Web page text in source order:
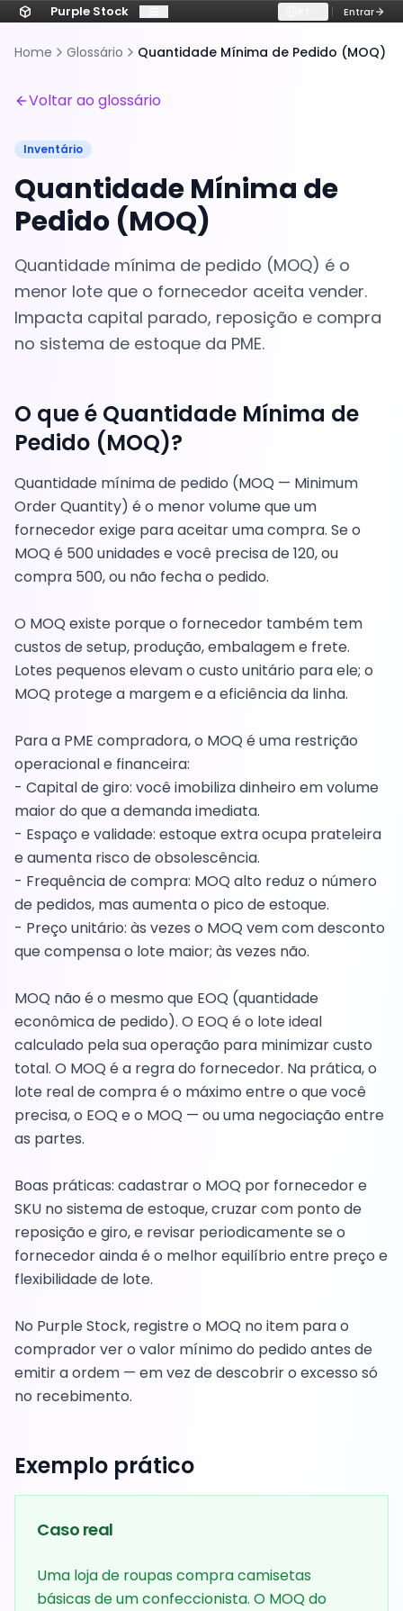
Purple Stock Entrar
Home Glossário Quantidade Mínima de Pedido (MOQ)
Voltar ao glossário
Inventário
Quantidade Mínima de
Pedido (MOQ)
Quantidade mínima de pedido (MOQ) é o
menor lote que o fornecedor aceita vender.
Impacta capital parado, reposição e compra
no sistema de estoque da PME.
O que é Quantidade Mínima de
Pedido (MOQ)?
Quantidade mínima de pedido (MOQ — Minimum
Order Quantity) é o menor volume que um
fornecedor exige para aceitar uma compra. Se o
MOQ é 500 unidades e você precisa de 120, ou
compra 500, ou não fecha o pedido.
O MOQ existe porque o fornecedor também tem
custos de setup, produção, embalagem e frete.
Lotes pequenos elevam o custo unitário para ele; o
MOQ protege a margem e a eficiência da linha.
Para a PME compradora, o MOQ é uma restrição
operacional e financeira:
- Capital de giro: você imobiliza dinheiro em volume
maior do que a demanda imediata.
- Espaço e validade: estoque extra ocupa prateleira
e aumenta risco de obsolescência.
- Frequência de compra: MOQ alto reduz o número
de pedidos, mas aumenta o pico de estoque.
- Preço unitário: às vezes o MOQ vem com desconto
que compensa o lote maior; às vezes não.
MOQ não é o mesmo que EOQ (quantidade
econômica de pedido). O EOQ é o lote ideal
calculado pela sua operação para minimizar custo
total. O MOQ é a regra do fornecedor. Na prática, o
lote real de compra é o máximo entre o que você
precisa, o EOQ e o MOQ — ou uma negociação entre
as partes.
Boas práticas: cadastrar o MOQ por fornecedor e
SKU no sistema de estoque, cruzar com ponto de
reposição e giro, e revisar periodicamente se o
fornecedor ainda é o melhor equilíbrio entre preço e
flexibilidade de lote.
No Purple Stock, registre o MOQ no item para o
comprador ver o valor mínimo do pedido antes de
emitir a ordem — em vez de descobrir o excesso só
no recebimento.
Exemplo prático
Caso real
Uma loja de roupas compra camisetas
básicas de um confeccionista. O MOQ do